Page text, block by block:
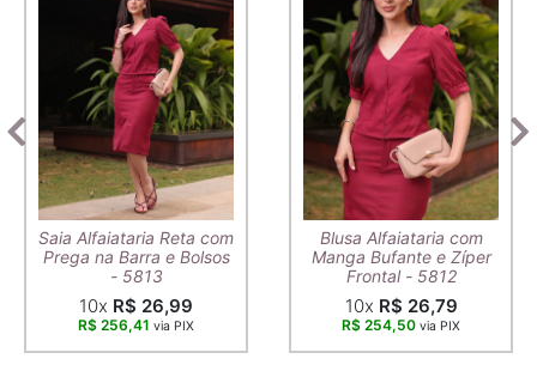
Saia Alfaiataria Reta com
Prega na Barra e Bolsos
- 5813
10x R$ 26,99
R$ 256,41 via PIX
Blusa Alfaiataria com
Manga Bufante e Zíper
Frontal - 5812
10x R$ 26,79
R$ 254,50 via PIX